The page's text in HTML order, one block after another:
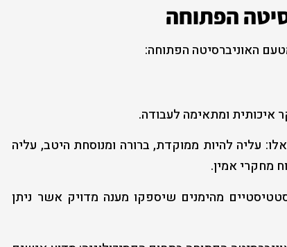
הפתוחה
האוניברסיטה הפתוחה:
איכותית ומתאימה לעבודה.
עליה להיות ממוקדת, ברורה ומנוסחת היטב, עליה
מחקרי אמין.
מהימנים שיספקו מענה מדויק אשר ניתן